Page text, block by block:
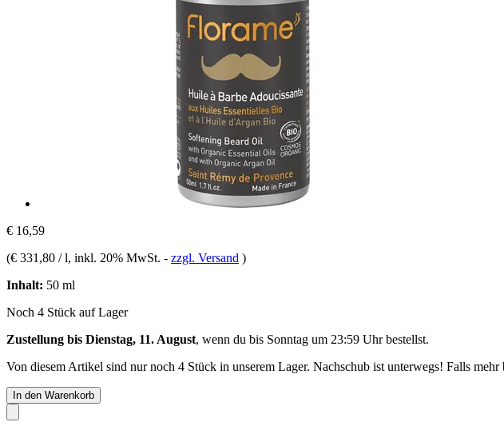
€ 16,59
(€ 331,80 / l, inkl. 20% MwSt. - zzgl. Versand )
Inhalt: 50 ml
Noch 4 Stück auf Lager
Zustellung bis Dienstag, 11. August, wenn du bis Sonntag um 23:59 Uhrbestellst.
Von diesem Artikel sind nur noch 4 Stück in unserem Lager. Nachschub ist unterwegs! Falls
In den Warenkorb